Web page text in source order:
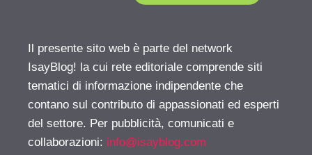
Il presente sito web è parte del network
IsayBlog! la cui rete editoriale comprende siti
tematici di informazione indipendente che
contano sul contributo di appassionati ed esperti
del settore. Per pubblicità, comunicati e
collaborazioni: info@isayblog.com